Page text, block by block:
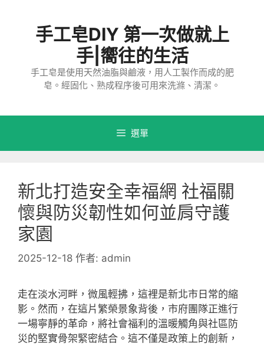
手工皂DIY 第一次做就上
手|嚮往的生活
手工皂是使用天然油脂與鹼液，用人工製作而成的肥
皂。經固化、熟成程序後可用來洗滌、清潔。
選單
新北打造安全幸福網 社福關
懷與防災韌性如何並肩守護
家園
2025-12-18 作者: admin
走在淡水河畔，微風輕拂，這裡是新北市日常的縮
影。然而，在這片繁榮景象背後，市府團隊正進行
一場寧靜的革命，將社會福利的溫暖觸角與社區防
災的堅實骨架緊密結合。這不僅是政策上的創新，